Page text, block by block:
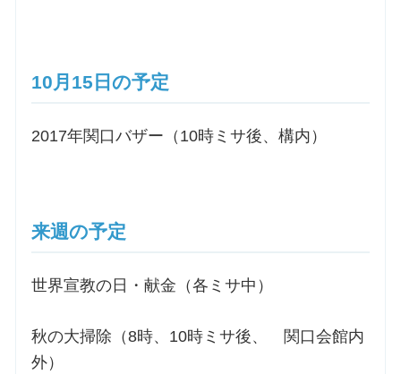
10月15日の予定
2017年関口バザー（10時ミサ後、構内）
来週の予定
世界宣教の日・献金（各ミサ中）
秋の大掃除（8時、10時ミサ後、 関口会館内
外）